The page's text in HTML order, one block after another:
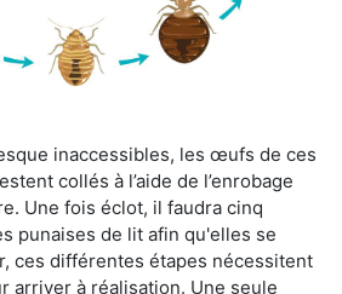
inaccessibles, les œufs de ces
collés à l’aide de l’enrobage
Une fois éclot, il faudra cinq
punaises de lit afin qu'elles se
ces différentes étapes nécessitent
arriver à réalisation. Une seule